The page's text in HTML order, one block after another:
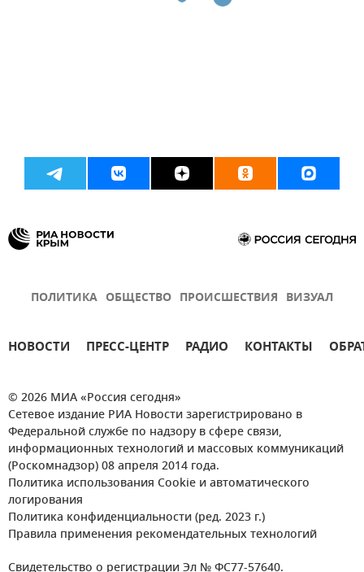
ПОЛИТИКА ОБЩЕСТВО ПРОИСШЕСТВИЯ ВИЗУАЛ
НОВОСТИ ПРЕСС-ЦЕНТР РАДИО КОНТАКТЫ
© 2026 МИА «Россия сегодня»
Сетевое издание РИА Новости зарегистрировано в
Федеральной службе по надзору в сфере связи,
информационных технологий и массовых коммуникаций
(Роскомнадзор) 08 апреля 2014 года.
Политика использования Cookie и автоматического
логирования
Политика конфиденциальности (ред. 2023 г.)
Правила применения рекомендательных технологий